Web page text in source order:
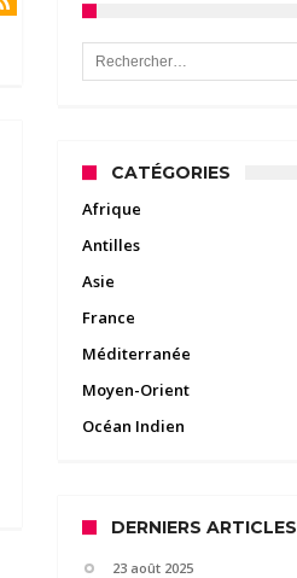
Rechercher :
CATÉGORIES
Afrique
Antilles
Asie
France
Méditerranée
Moyen-Orient
Océan Indien
DERNIERS ARTICLES
23 août 2025